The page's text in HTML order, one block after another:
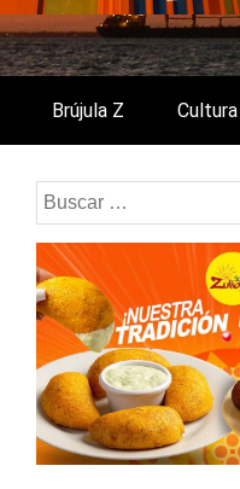
Brújula Z Cultura
Buscar: